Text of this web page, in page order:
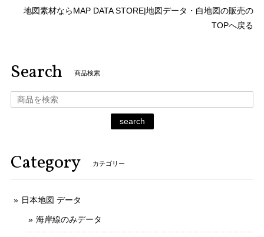
地図素材ならMAP DATA STORE|地図データ・白地図の販売の
TOPへ戻る
Search 商品検索
search
Category カテゴリー
日本地図 データ
海岸線のみデータ